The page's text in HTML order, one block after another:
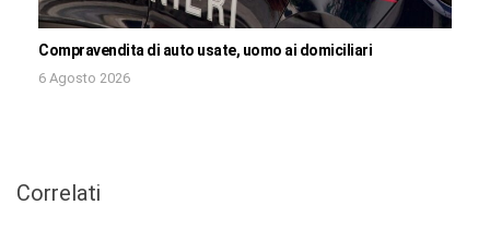
Compravendita di auto usate, uomo ai domiciliari
6 Agosto 2026
Correlati